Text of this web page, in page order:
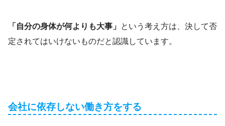
「自分の身体が何よりも大事」 という考え方は、決して否
定されてはいけないものだと認識しています。
会社に依存しない働き方をする